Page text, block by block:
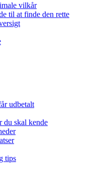
vilkår
til at finde den rette
udbetalt
du skal kende
tips